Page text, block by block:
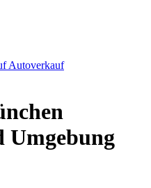
Umgebung